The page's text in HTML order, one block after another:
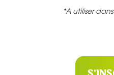
*A utiliser